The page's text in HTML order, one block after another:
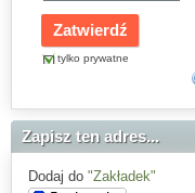
tylko prywatne
Zapisz ten adres...
Dodaj do "Zakładek"